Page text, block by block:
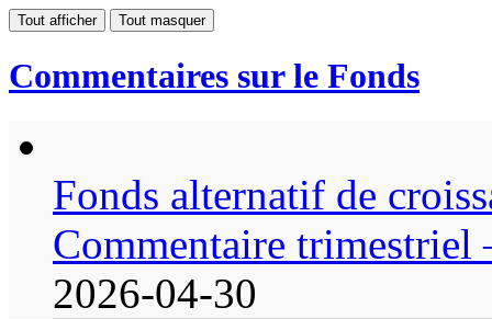
Tout afficher Tout masquer
Commentaires sur le Fonds
Fonds alternatif de
Commentaire trimestriel
2026-04-30